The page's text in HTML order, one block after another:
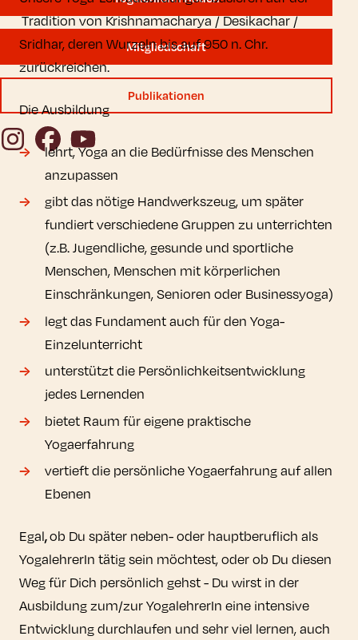
Mitgliedschaft
Publikationen
InstagramFacebook
YouTube
Tradition von Krishnamacharya / Desikachar /
Sridhar, deren Wurzeln bis auf 950 n. Chr.
zurückreichen.
Die Ausbildung
lehrt, Yoga an die Bedürfnisse des Menschen
anzupassen
gibt das nötige Handwerkszeug, um später
fundiert verschiedene Gruppen zu unterrichten
(z.B. Jugendliche, gesunde und sportliche
Menschen, Menschen mit körperlichen
Einschränkungen, Senioren oder Businessyoga)
legt das Fundament auch für den Yoga-
Einzelunterricht
unterstützt die Persönlichkeitsentwicklung
jedes Lernenden
bietet Raum für eigene praktische
Yogaerfahrung
vertieft die persönliche Yogaerfahrung auf allen
Ebenen
Egal,ob Du später neben- oder hauptberuflich als
YogalehrerIn tätig sein möchtest, oder ob Du diesen
Weg für Dich persönlich gehst - Du wirst in der
Ausbildung zum/zur YogalehrerIn eine intensive
Entwicklung durchlaufen und sehr viel lernen, auch